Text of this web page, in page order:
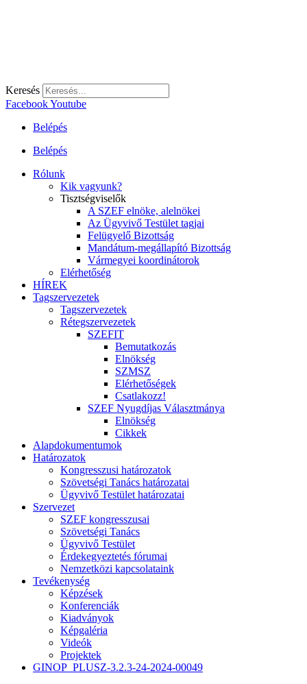
Keresés
FacebookYoutube
Belépés
Belépés
Rólunk
Kik vagyunk?
Tisztségviselők
A SZEF elnöke, alelnökei
Az Ügyvivő Testület tagjai
Felügyelő Bizottság
Mandátum-megállapító Bizottság
Vármegyei koordinátorok
Elérhetőség
HÍREK
Tagszervezetek
Tagszervezetek
Rétegszervezetek
SZEFIT
Bemutatkozás
Elnökség
SZMSZ
Elérhetőségek
Csatlakozz!
SZEF Nyugdíjas Választmánya
Elnökség
Cikkek
Alapdokumentumok
Határozatok
Kongresszusi határozatok
Szövetségi Tanács határozatai
Ügyvivő Testület határozatai
Szervezet
SZEF kongresszusai
Szövetségi Tanács
Ügyvivő Testület
Érdekegyeztetés fórumai
Nemzetközi kapcsolataink
Tevékenység
Képzések
Konferenciák
Kiadványok
Képgaléria
Videók
Projektek
GINOP_PLUSZ-3.2.3-24-2024-00049